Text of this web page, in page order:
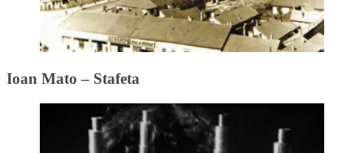
Ioan Mato – Stafeta